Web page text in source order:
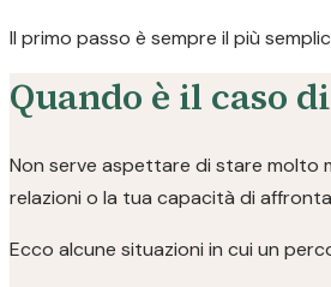
Il primo passo è sempre il più
Quando è il caso
Non serve aspettare di stare molto
relazioni o la tua capacità di
Ecco alcune situazioni in cui un